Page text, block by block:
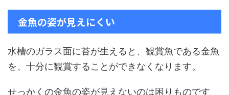
金魚の姿が見えにくい
水槽のガラス面に苔が生えると、観賞魚である金魚
を、十分に観賞することができなくなります。
せっかくの金魚の姿が見えないのは困りものです